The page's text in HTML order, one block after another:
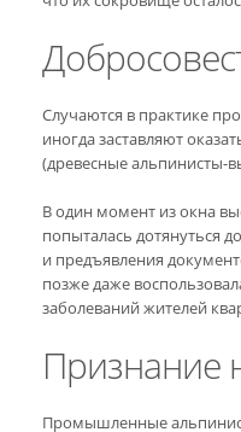
Случаются в практике
иногда заставляют
(древесные альпинисты-
В один момент из окна
попыталась дотянуться
и предъявления
позже даже
заболеваний жителей
Признание
Промышленные